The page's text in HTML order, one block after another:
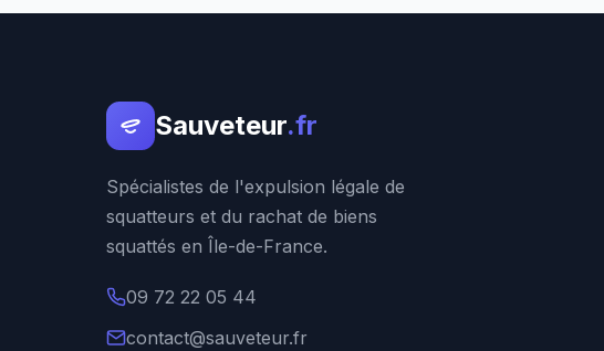
Sauveteur.fr
Spécialistes de l'expulsion légale de
squatteurs et du rachat de biens
squattés en Île-de-France.
09 72 22 05 44
contact@sauveteur.fr